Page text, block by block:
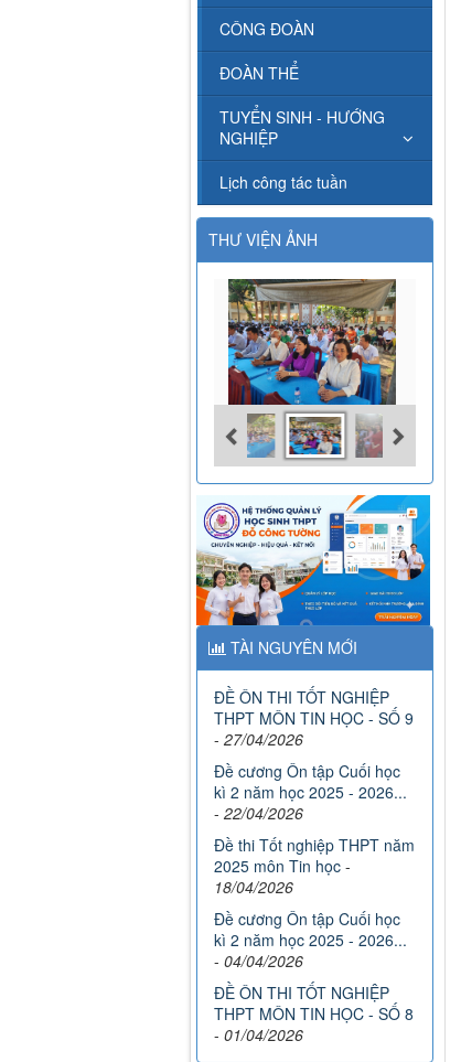
CÔNG ĐOÀN
ĐOÀN THỂ
TUYỂN SINH - HƯỚNG
NGHIỆP
Lịch công tác tuần
THƯ VIỆN ẢNH
TÀI NGUYÊN MỚI
ĐỀ ÔN THI TỐT NGHIỆP
THPT MÔN TIN HỌC - SỐ 9
- 27/04/2026
Đề cương Ôn tập Cuối học
kì 2 năm học 2025 - 2026...
- 22/04/2026
Đề thi Tốt nghiệp THPT năm
2025 môn Tin học -
18/04/2026
Đề cương Ôn tập Cuối học
kì 2 năm học 2025 - 2026...
- 04/04/2026
ĐỀ ÔN THI TỐT NGHIỆP
THPT MÔN TIN HỌC - SỐ 8
- 01/04/2026